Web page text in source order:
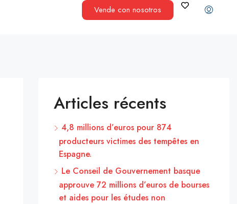
Vende con nosotros
Articles récents
4,8 millions d’euros pour 874
producteurs victimes des tempêtes en
Espagne.
Le Conseil de Gouvernement basque
approuve 72 millions d’euros de bourses
et aides pour les études non